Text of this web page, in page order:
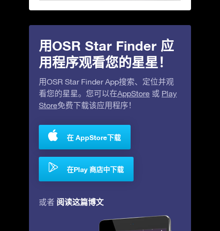
用OSR Star Finder 应
用程序观看您的星星！
用OSR Star Finder App搜索、定位并观
看您的星星。您可以在AppStore 或 Play
Store免费下载该应用程序！
在 AppStore下载
在Play 商店中下载
或者 阅读这篇博文